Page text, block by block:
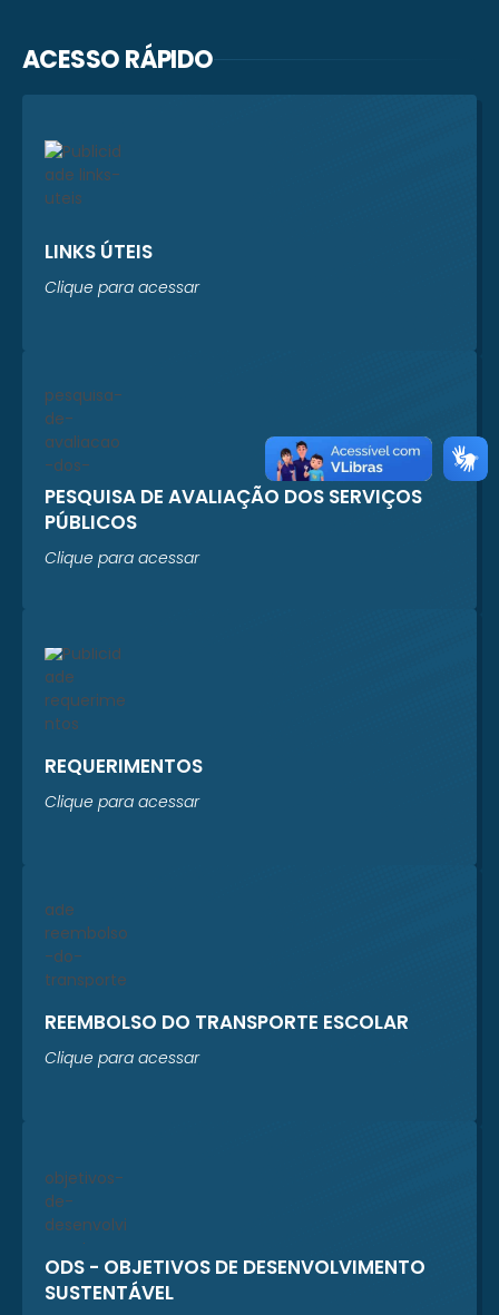
ACESSO RÁPIDO
LINKS ÚTEIS
Clique para acessar
PESQUISA DE AVALIAÇÃO DOS SERVIÇOS
PÚBLICOS
Clique para acessar
REQUERIMENTOS
Clique para acessar
REEMBOLSO DO TRANSPORTE ESCOLAR
Clique para acessar
ODS - OBJETIVOS DE DESENVOLVIMENTO
SUSTENTÁVEL